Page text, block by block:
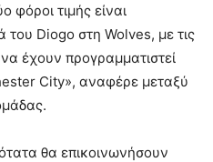
φόροι τιμής είναι
του Diogo στη Wolves, με τις
έχουν προγραμματιστεί
City», αναφέρε μεταξύ
θα επικοινωνήσουν